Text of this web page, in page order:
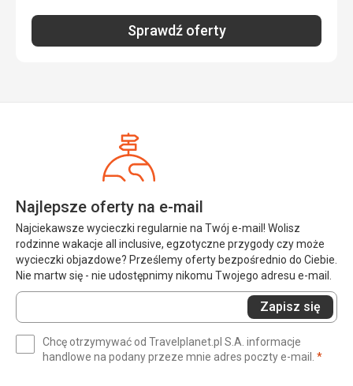
Sprawdź oferty
Najlepsze oferty na e-mail
Najciekawsze wycieczki regularnie na Twój e-mail! Wolisz
rodzinne wakacje all inclusive, egzotyczne przygody czy może
wycieczki objazdowe? Prześlemy oferty bezpośrednio do Ciebie.
Nie martw się - nie udostępnimy nikomu Twojego adresu e-mail.
Wprowadź
swój
(wymagane)
Zapisz się
Chcę otrzymywać od Travelplanet.pl S.A. informacje
handlowe na podany przeze mnie adres poczty e-mail. *